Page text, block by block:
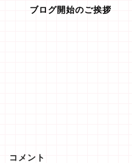
ブログ開始のご挨拶
コメント